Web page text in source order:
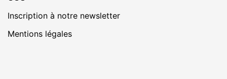
Inscription à notre newsletter
Mentions légales